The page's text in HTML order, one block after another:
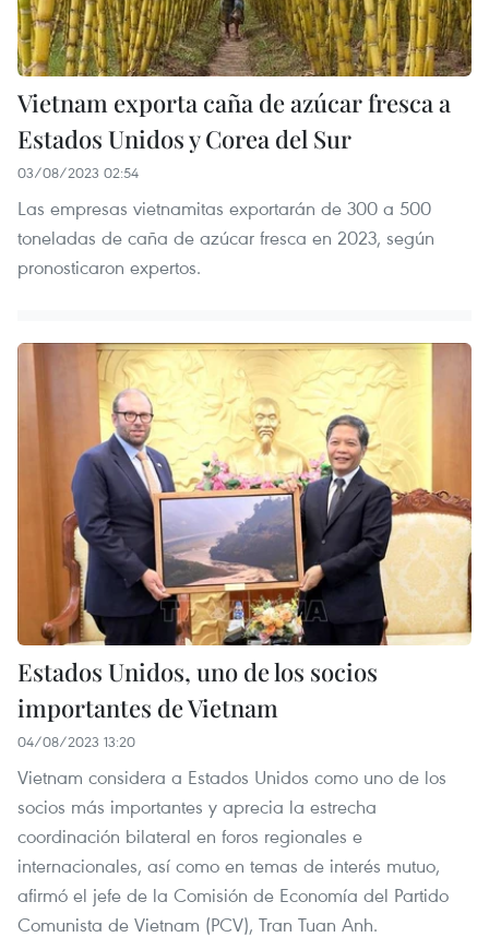
Vietnam exporta caña de azúcar fresca a
Estados Unidos y Corea del Sur
03/08/2023 02:54
Las empresas vietnamitas exportarán de 300 a 500
toneladas de caña de azúcar fresca en 2023, según
pronosticaron expertos.
Estados Unidos, uno de los socios
importantes de Vietnam
04/08/2023 13:20
Vietnam considera a Estados Unidos como uno de los
socios más importantes y aprecia la estrecha
coordinación bilateral en foros regionales e
internacionales, así como en temas de interés mutuo,
afirmó el jefe de la Comisión de Economía del Partido
Comunista de Vietnam (PCV), Tran Tuan Anh.